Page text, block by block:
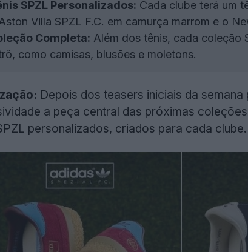
SPZL Personalizados: Cada clube terá um
Villa SPZL F.C. em camurça marrom e o
Completa: Além dos tênis, cada coleção
como camisas, blusões e moletons.
Depois dos teasers iniciais da
a peça central das próximas coleções
personalizados, criados para cada clube.